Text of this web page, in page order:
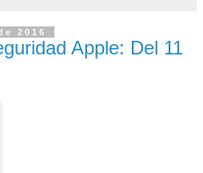
2016
Apple: Del 11